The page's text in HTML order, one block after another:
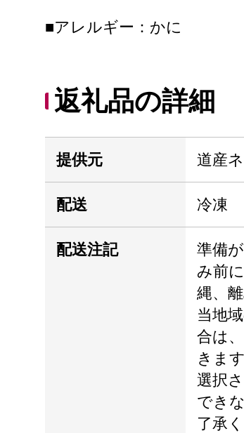
■アレルギー：かに
返礼品の詳細
提供元 道産
配送 冷凍
配送注記
準備
み前
縄、
当地
合は
きま
選択
でき
了承